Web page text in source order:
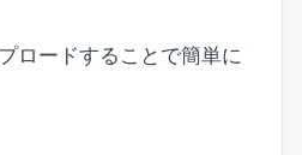
ロードすることで簡単に